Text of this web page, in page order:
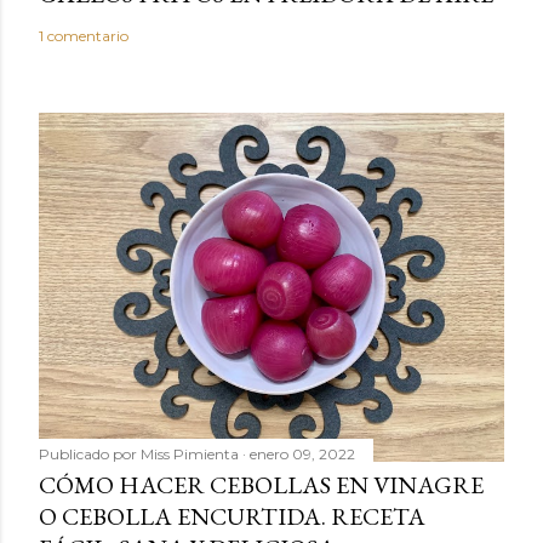
o1 comentario
Publicado por Miss Pimienta enero 09, 2022
CÓMO HACER CEBOLLAS EN VINAGRE
O CEBOLLA ENCURTIDA. RECETA